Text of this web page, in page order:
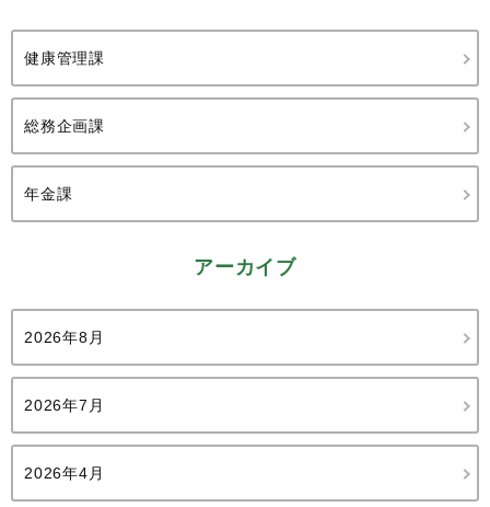
健康管理課
総務企画課
年金課
アーカイブ
2026年8月
2026年7月
2026年4月